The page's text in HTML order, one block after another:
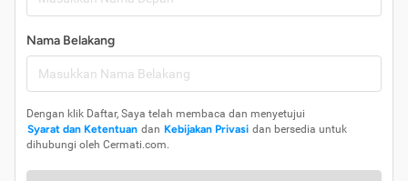
Nama Belakang
Dengan klik Daftar, Saya telah membaca dan menyetujui
Syarat dan Ketentuan dan Kebijakan Privasi dan bersedia untuk
dihubungi oleh Cermati.com.